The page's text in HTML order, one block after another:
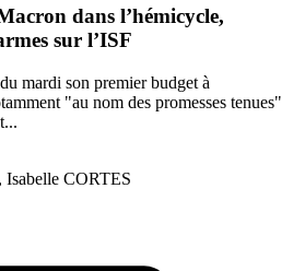
dans l’hémicycle,
sur l’ISF
mardi son premier budget à
"au nom des promesses tenues"
CORTES